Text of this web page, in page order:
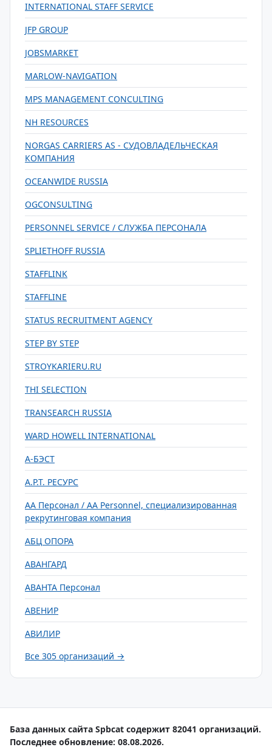
INTERNATIONAL STAFF SERVICE
JFP GROUP
JOBSMARKET
MARLOW-NAVIGATION
MPS MANAGEMENT CONCULTING
NH RESOURCES
NORGAS CARRIERS AS - СУДОВЛАДЕЛЬЧЕСКАЯ
КОМПАНИЯ
OCEANWIDE RUSSIA
OGCONSULTING
PERSONNEL SERVICE / СЛУЖБА ПЕРСОНАЛА
SPLIETHOFF RUSSIA
STAFFLINK
STAFFLINE
STATUS RECRUITMENT AGENCY
STEP BY STEP
STROYKARIERU.RU
THI SELECTION
TRANSEARCH RUSSIA
WARD HOWELL INTERNATIONAL
А-БЭСТ
А.Р.Т. РЕСУРС
АА Персонал / AA Personnel, специализированная
рекрутинговая компания
АБЦ ОПОРА
АВАНГАРД
АВАНТА Персонал
АВЕНИР
АВИЛИР
Все 305 организаций →
База данных сайта Spbcat содержит 82041 организаций.
Последнее обновление: 08.08.2026.